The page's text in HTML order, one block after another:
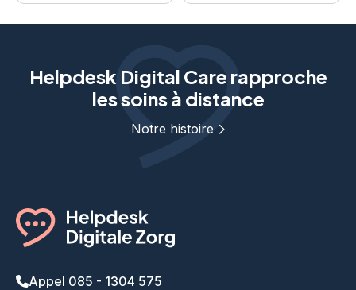
Helpdesk Digital Care rapproche
les soins à distance
Notre histoire
Appel 085 - 1304 575